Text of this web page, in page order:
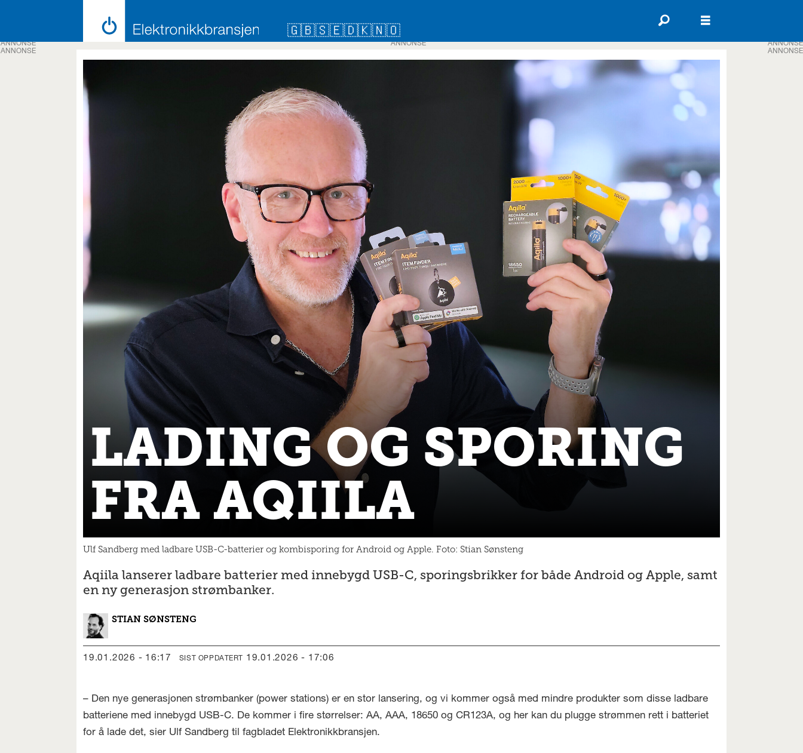
🇬🇧🇸🇪🇩🇰🇳🇴
ANNONSE
LADING OG SPORING
FRA AQIILA
Ulf Sandberg med ladbare USB-C-batterier og kombisporing for Android og Apple. Foto: Stian Sønsteng
Aqiila lanserer ladbare batterier med innebygd USB-C, sporingsbrikker for både Android og Apple, samt
en ny generasjon strømbanker.
STIAN SØNSTENG
19.01.2026 - 16:17 SIST OPPDATERT 19.01.2026 - 17:06
– Den nye generasjonen strømbanker (power stations) er en stor lansering, og vi kommer også med mindre produkter som disse ladbare
batteriene med innebygd USB-C. De kommer i fire størrelser: AA, AAA, 18650 og CR123A, og her kan du plugge strømmen rett i batteriet
for å lade det, sier Ulf Sandberg til fagbladet Elektronikkbransjen.
ANNONSE
ANNONSE
ANNONSE
ANNONSE